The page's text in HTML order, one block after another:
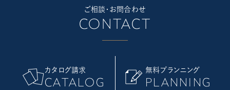
ご相談・お問合わせ
CONTACT
カタログ請求
CATALOG
無料プランニング
PLANNING